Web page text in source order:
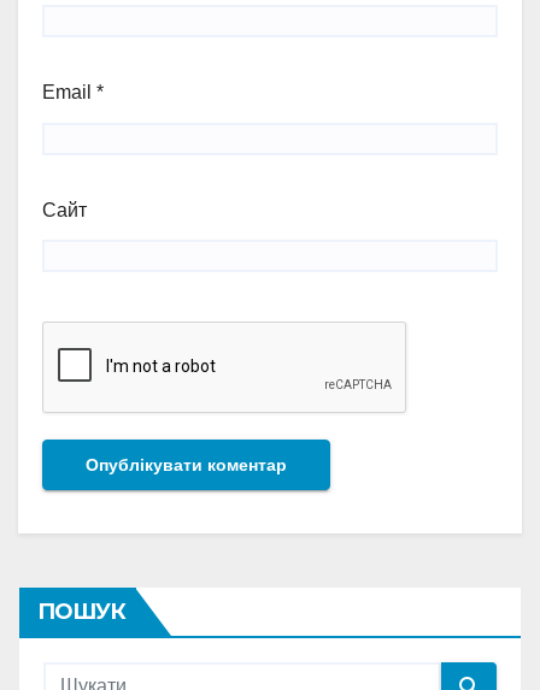
Email *
Сайт
ПОШУК